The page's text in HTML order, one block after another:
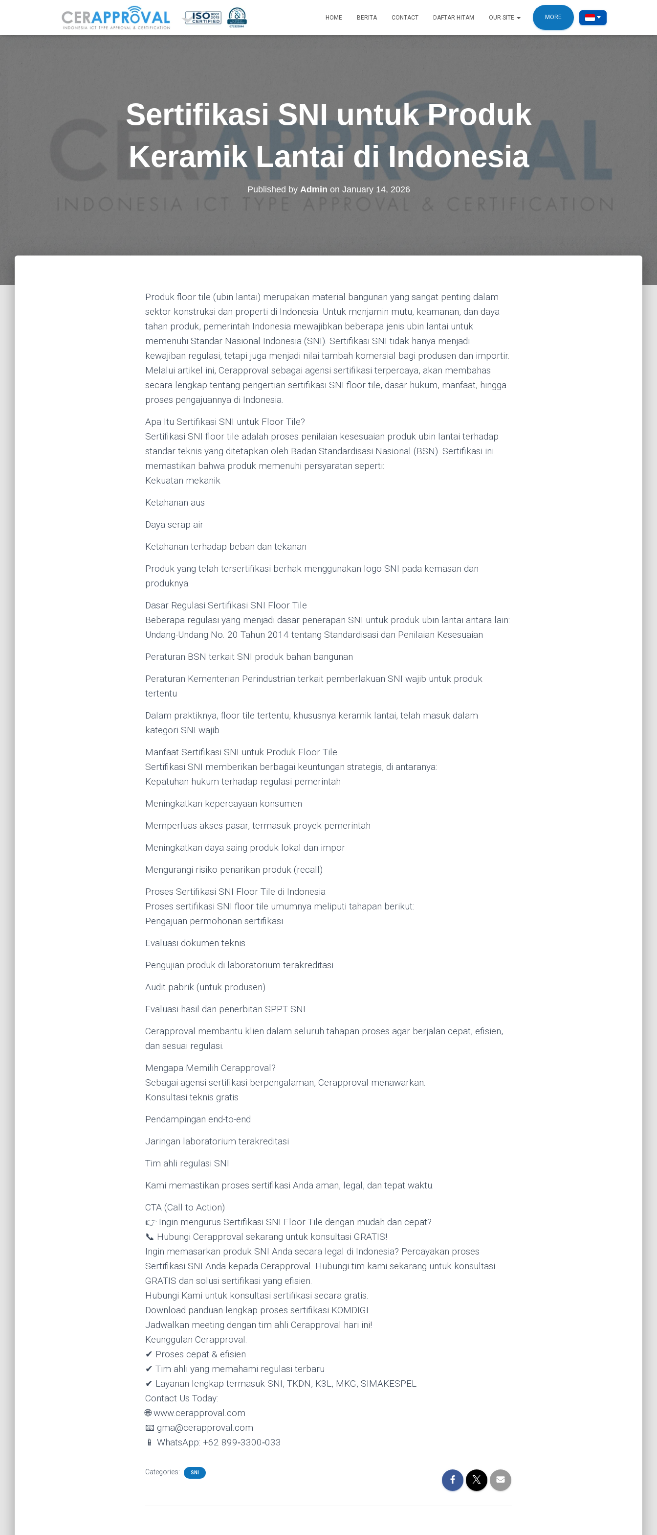
HOME BERITA CONTACT DAFTAR HITAM OUR SITE MORE
Sertifikasi SNI untuk Produk
Keramik Lantai di Indonesia
Published by Admin on January 14, 2026
Produk floor tile (ubin lantai) merupakan material bangunan yang sangat penting dalam
sektor konstruksi dan properti di Indonesia. Untuk menjamin mutu, keamanan, dan daya
tahan produk, pemerintah Indonesia mewajibkan beberapa jenis ubin lantai untuk
memenuhi Standar Nasional Indonesia (SNI). Sertifikasi SNI tidak hanya menjadi
kewajiban regulasi, tetapi juga menjadi nilai tambah komersial bagi produsen dan importir.
Melalui artikel ini, Cerapproval sebagai agensi sertifikasi terpercaya, akan membahas
secara lengkap tentang pengertian sertifikasi SNI floor tile, dasar hukum, manfaat, hingga
proses pengajuannya di Indonesia.
Apa Itu Sertifikasi SNI untuk Floor Tile?
Sertifikasi SNI floor tile adalah proses penilaian kesesuaian produk ubin lantai terhadap
standar teknis yang ditetapkan oleh Badan Standardisasi Nasional (BSN). Sertifikasi ini
memastikan bahwa produk memenuhi persyaratan seperti:
Kekuatan mekanik
Ketahanan aus
Daya serap air
Ketahanan terhadap beban dan tekanan
Produk yang telah tersertifikasi berhak menggunakan logo SNI pada kemasan dan
produknya.
Dasar Regulasi Sertifikasi SNI Floor Tile
Beberapa regulasi yang menjadi dasar penerapan SNI untuk produk ubin lantai antara lain:
Undang-Undang No. 20 Tahun 2014 tentang Standardisasi dan Penilaian Kesesuaian
Peraturan BSN terkait SNI produk bahan bangunan
Peraturan Kementerian Perindustrian terkait pemberlakuan SNI wajib untuk produk
tertentu
Dalam praktiknya, floor tile tertentu, khususnya keramik lantai, telah masuk dalam
kategori SNI wajib.
Manfaat Sertifikasi SNI untuk Produk Floor Tile
Sertifikasi SNI memberikan berbagai keuntungan strategis, di antaranya:
Kepatuhan hukum terhadap regulasi pemerintah
Meningkatkan kepercayaan konsumen
Memperluas akses pasar, termasuk proyek pemerintah
Meningkatkan daya saing produk lokal dan impor
Mengurangi risiko penarikan produk (recall)
Proses Sertifikasi SNI Floor Tile di Indonesia
Proses sertifikasi SNI floor tile umumnya meliputi tahapan berikut:
Pengajuan permohonan sertifikasi
Evaluasi dokumen teknis
Pengujian produk di laboratorium terakreditasi
Audit pabrik (untuk produsen)
Evaluasi hasil dan penerbitan SPPT SNI
Cerapproval membantu klien dalam seluruh tahapan proses agar berjalan cepat, efisien,
dan sesuai regulasi.
Mengapa Memilih Cerapproval?
Sebagai agensi sertifikasi berpengalaman, Cerapproval menawarkan:
Konsultasi teknis gratis
Pendampingan end-to-end
Jaringan laboratorium terakreditasi
Tim ahli regulasi SNI
Kami memastikan proses sertifikasi Anda aman, legal, dan tepat waktu.
CTA (Call to Action)
👉 Ingin mengurus Sertifikasi SNI Floor Tile dengan mudah dan cepat?
📞 Hubungi Cerapproval sekarang untuk konsultasi GRATIS!
Ingin memasarkan produk SNI Anda secara legal di Indonesia? Percayakan proses
Sertifikasi SNI Anda kepada Cerapproval. Hubungi tim kami sekarang untuk konsultasi
GRATIS dan solusi sertifikasi yang efisien.
Hubungi Kami untuk konsultasi sertifikasi secara gratis.
Download panduan lengkap proses sertifikasi KOMDIGI.
Jadwalkan meeting dengan tim ahli Cerapproval hari ini!
Keunggulan Cerapproval:
✔ Proses cepat & efisien
✔ Tim ahli yang memahami regulasi terbaru
✔ Layanan lengkap termasuk SNI, TKDN, K3L, MKG, SIMAKESPEL
Contact Us Today:
🌐 www.cerapproval.com
📧 gma@cerapproval.com
📱 WhatsApp: +62 899‑3300‑033
Categories: SNI